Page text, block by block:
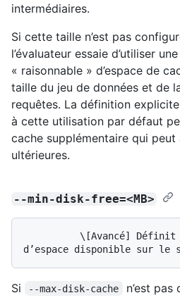
intermédiaires.
Si cette taille n’est pas
l’évaluateur essaie d’utiliser
« raisonnable » d’espace de
taille du jeu de données et de
requêtes. La définition
à cette utilisation par défaut
cache supplémentaire qui
ultérieures.
--min-disk-free=<MB>
Si --max-disk-cache
n’est pas